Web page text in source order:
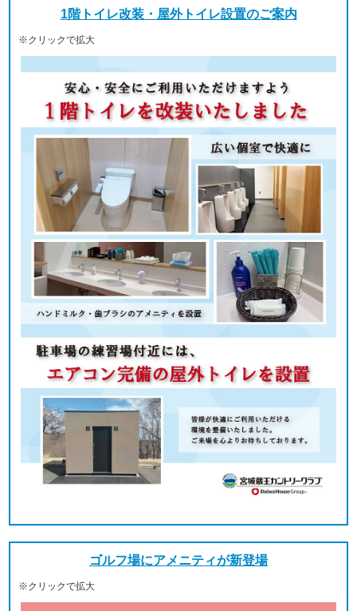
1階トイレ改装・屋外トイレ設置のご案内
※クリックで拡大
ゴルフ場にアメニティが新登場
※クリックで拡大